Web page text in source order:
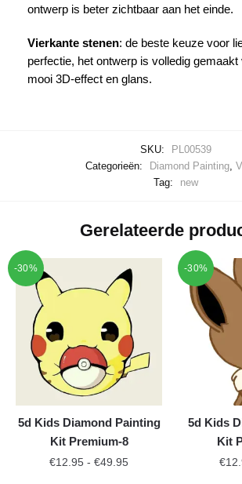
ontwerp is beter zichtbaar aan het einde.
Vierkante stenen: de beste keuze voor
perfectie, het ontwerp is volledig
mooi 3D-effect en glans.
SKU:
PL00539
Categorieën:
Diamond Painting,
Tag:
new
Gerelateerde
-30%
5d Kids Diamond Painting
Kit Premium-8
€12.95 - €49.95
-30%
5d Kids
Kit
€